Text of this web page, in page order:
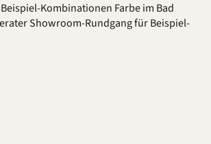
Beispiel-Kombinationen Farbe im Bad
Showroom-Rundgang für Beispiel-